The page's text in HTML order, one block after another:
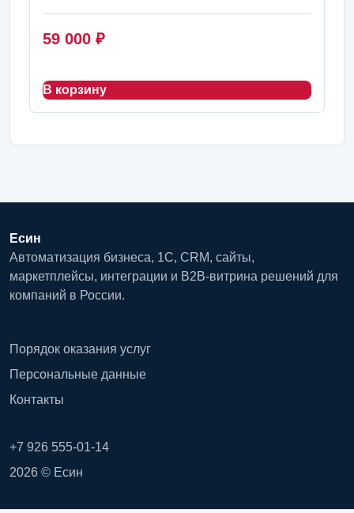
59 000 ₽
В корзину
Есин
Автоматизация бизнеса, 1С, CRM, сайты,
маркетплейсы, интеграции и B2B-витрина решений для
компаний в России.
Порядок оказания услуг
Персональные данные
Контакты
+7 926 555-01-14
2026 © Есин